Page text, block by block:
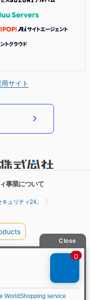
サイト
事業について
ュリティ24」
イエラエ）